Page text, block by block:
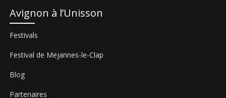
Avignon à l’Unisson
Festivals
Festival de Mejannes-le-Clap
Blog
Partenaires